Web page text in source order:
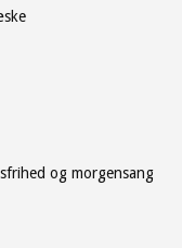
og morgensang